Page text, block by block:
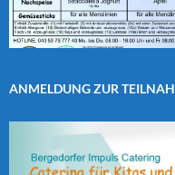
ANMELDUNG ZUR